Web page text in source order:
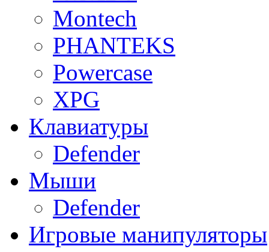
Montech
PHANTEKS
Powercase
XPG
Клавиатуры
Defender
Мыши
Defender
Игровые манипуляторы